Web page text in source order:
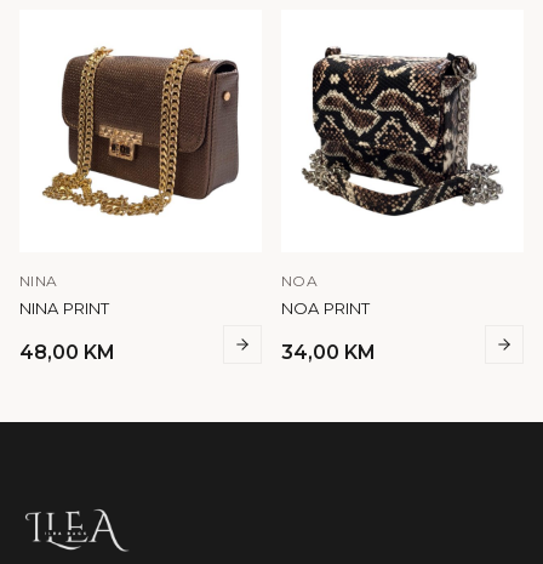
NINA
NINA PRINT
48,00 KM
NOA
NOA PRINT
34,00 KM